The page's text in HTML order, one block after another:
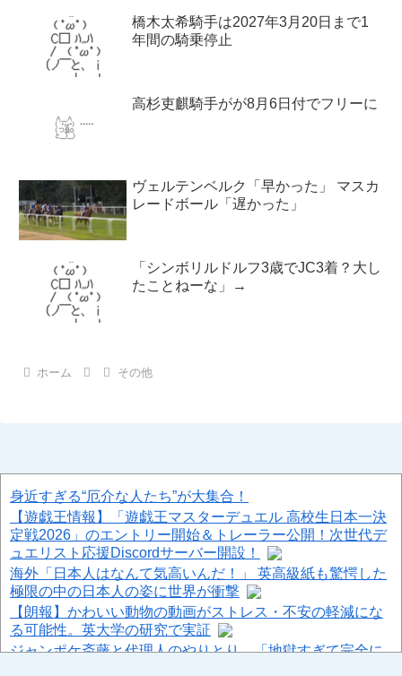
橋木太希騎手は2027年3月20日まで1
年間の騎乗停止
高杉吏麒騎手がが8月6日付でフリーに
ヴェルテンベルク「早かった」 マスカ
レードボール「遅かった」
「シンボリルドルフ3歳でJC3着？大し
たことねーな」→
ホーム その他
身近すぎる“厄介な人たち”が大集合！
【遊戯王情報】「遊戯王マスターデュエル 高校生日本一決
定戦2026」のエントリー開始＆トレーラー公開！次世代デ
ュエリスト応援Discordサーバー開設！
海外「日本人はなんて気高いんだ！」 英高級紙も驚愕した
極限の中の日本人の姿に世界が衝撃
【朗報】かわいい動物の動画がストレス・不安の軽減にな
る可能性。英大学の研究で実証
ジャンポケ斎藤と代理人のやりとり、「地獄すぎて完全に